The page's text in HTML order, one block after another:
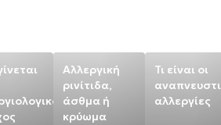
Αλλεργική
ρινίτιδα,
άσθμα ή
κρύωμα
Τι είναι οι
αλλεργίες